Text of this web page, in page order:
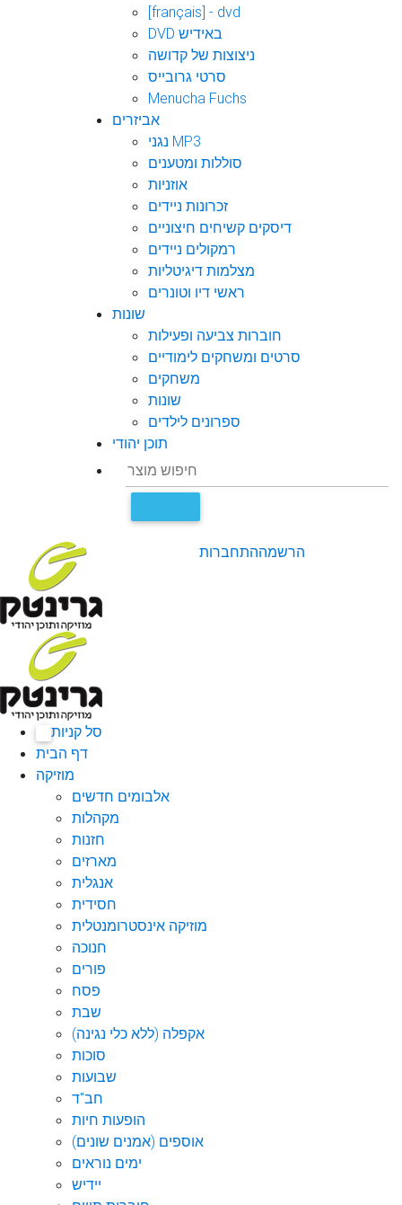
[français] - dvd
DVD באידיש
ניצוצות של קדושה
סרטי גרובייס
Menucha Fuchs
אביזרים
נגני MP3
סוללות ומטענים
אוזניות
זכרונות ניידים
דיסקים קשיחים חיצוניים
רמקולים ניידים
מצלמות דיגיטליות
ראשי דיו וטונרים
שונות
חוברות צביעה ופעילות
סרטים ומשחקים לימודיים
משחקים
שונות
ספרונים לילדים
תוכן יהודי
התחברותהרשמה
סל קניות
דף הבית
מוזיקה
אלבומים חדשים
מקהלות
חזנות
מארזים
אנגלית
חסידית
מוזיקה אינסטרומנטלית
חנוכה
פורים
פסח
שבת
אקפלה (ללא כלי נגינה)
סוכות
שבועות
חב"ד
הופעות חיות
אוספים (אמנים שונים)
ימים נוראים
יידיש